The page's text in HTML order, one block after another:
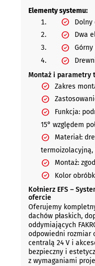
Elementy systemu:
Dolny
Dwa
Montaż i parametry
Zakres
Funkcja:
15° względem
Materiał:
termoizolacyjną,
Montaż:
Kolor
Kołnierz EFS –
ofercie
Oferujemy
dachów płaskich,
oddymiających
odpowiedni rozmiar
centralą 24 V i
bezpieczny i
z wymaganiami